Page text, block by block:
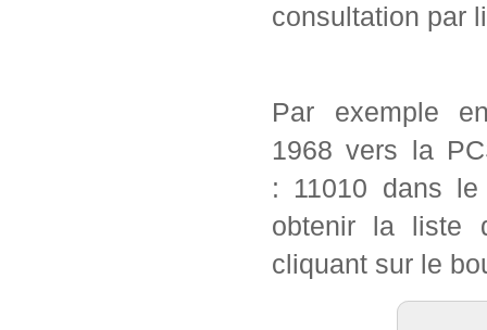
consultation par
Par exemple
1968 vers la
: 11010 dans
obtenir la liste
cliquant sur le